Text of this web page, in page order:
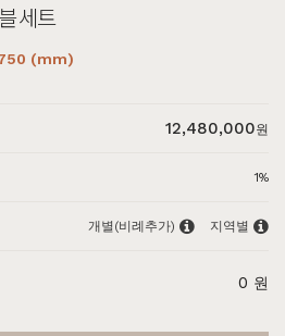
세트
(mm)
12,480,000원
1%
개별(비례추가) 지역별
0 원